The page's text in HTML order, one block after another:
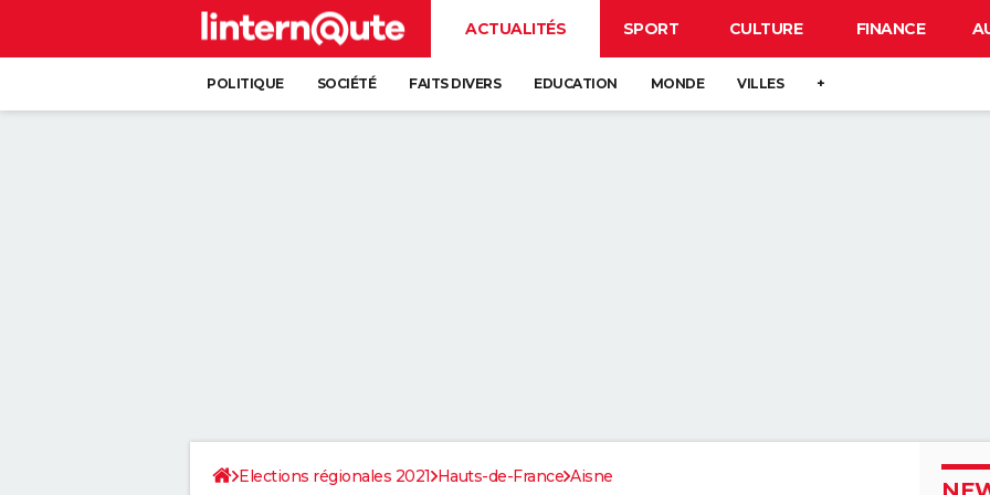
ACTUALITÉS SPORT CULTURE FINANCE
POLITIQUE SOCIÉTÉ FAITS DIVERS EDUCATION MONDE VILLES +
Elections régionales 2021 Hauts-de-France Aisne